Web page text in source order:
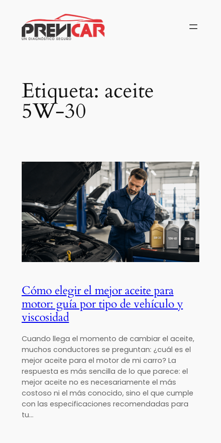
contenido
Etiqueta: aceite
5W-30
Cómo elegir el mejor aceite para
motor: guía por tipo de vehículo y
viscosidad
Cuando llega el momento de cambiar el aceite,
muchos conductores se preguntan: ¿cuál es el
mejor aceite para el motor de mi carro? La
respuesta es más sencilla de lo que parece: el
mejor aceite no es necesariamente el más
costoso ni el más conocido, sino el que cumple
con las especificaciones recomendadas para
tu…